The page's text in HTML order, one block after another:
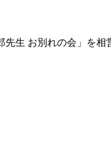
生 お別れの会」を相